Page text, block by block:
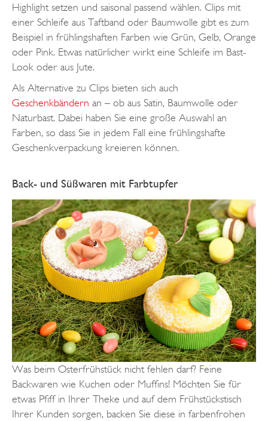
Highlight setzen und saisonal passend wählen. Clips mit
einer Schleife aus Taftband oder Baumwolle gibt es zum
Beispiel in frühlingshaften Farben wie Grün, Gelb, Orange
oder Pink. Etwas natürlicher wirkt eine Schleife im Bast-
Look oder aus Jute.
Als Alternative zu Clips bieten sich auch
Geschenkbändern an – ob aus Satin, Baumwolle oder
Naturbast. Dabei haben Sie eine große Auswahl an
Farben, so dass Sie in jedem Fall eine frühlingshafte
Geschenkverpackung kreieren können.
Back- und Süßwaren mit Farbtupfer
Was beim Osterfrühstück nicht fehlen darf? Feine
Backwaren wie Kuchen oder Muffins! Möchten Sie für
etwas Pfiff in Ihrer Theke und auf dem Frühstückstisch
Ihrer Kunden sorgen, backen Sie diese in farbenfrohen